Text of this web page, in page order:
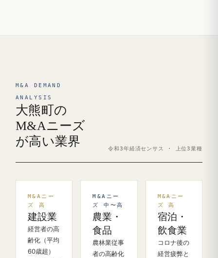
M&A DEMAND
ANALYSIS
大熊町の
M&Aニーズ
が高い業界
令和3年経済センサス · 上位3業種
M&Aニー
ズ 高
建設業
経営者の高
齢化（平均
60歳超）
M&Aニー
ズ 中〜高
農業・
食品
農林業従事
者の高齢化
M&Aニー
ズ 高
宿泊・
飲食業
コロナ後の
経営疲弊と